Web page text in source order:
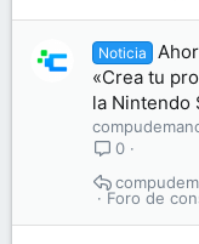
Noticia
«Crea tu
la Nintendo
0
Foro de